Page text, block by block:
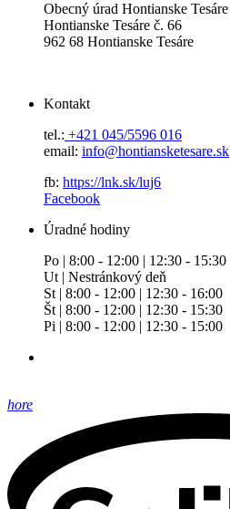
Obecný úrad Hontianske Tesáre
Hontianske Tesáre č. 66
962 68 Hontianske Tesáre
Kontakt
tel.: +421 045/5596 016
email: info@hontiansketesare.sk
fb: https://lnk.sk/luj6
Facebook
Úradné hodiny
Po | 8:00 - 12:00 | 12:30 - 15:30
Ut | Nestránkový deň
St | 8:00 - 12:00 | 12:30 - 16:00
Št | 8:00 - 12:00 | 12:30 - 15:30
Pi | 8:00 - 12:00 | 12:30 - 15:00
hore